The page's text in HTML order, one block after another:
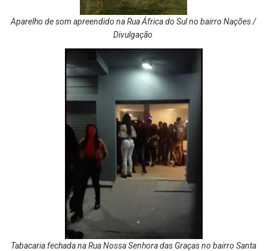
Aparelho de som apreendido na Rua África do Sul no bairro Nações /
Divulgação
Tabacaria fechada na Rua Nossa Senhora das Graças no bairro Santa